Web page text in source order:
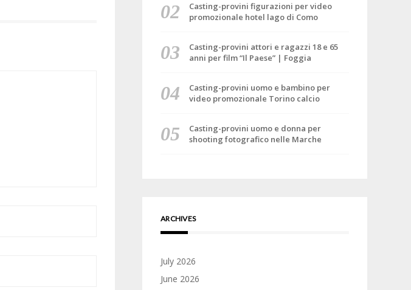
Casting-provini figurazioni per video
promozionale hotel lago di Como
Casting-provini attori e ragazzi 18 e 65
anni per film “Il Paese” | Foggia
Casting-provini uomo e bambino per
video promozionale Torino calcio
Casting-provini uomo e donna per
shooting fotografico nelle Marche
ARCHIVES
July 2026
June 2026